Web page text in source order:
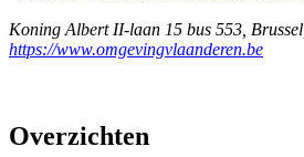
Koning Albert II-laan 15 bus 553 Brussel
https://www.omgevingvlaanderen.be
Overzichten